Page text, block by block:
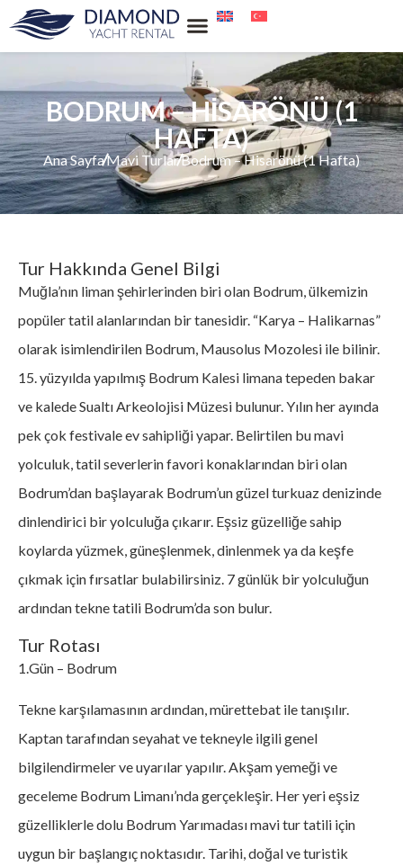
BODRUM – HISARÖNÜ (1
HAFTA)
Ana SayfaMavi TurlarBodrum – Hisarönü (1 Hafta)
Tur Hakkında Genel Bilgi
Muğla’nın liman şehirlerinden biri olan Bodrum, ülkemizin
popüler tatil alanlarından bir tanesidir. “Karya – Halikarnas”
olarak isimlendirilen Bodrum, Mausolus Mozolesi ile bilinir.
15. yüzyılda yapılmış Bodrum Kalesi limana tepeden bakar
ve kalede Sualtı Arkeolojisi Müzesi bulunur. Yılın her ayında
pek çok festivale ev sahipliği yapar. Belirtilen bu mavi
yolculuk, tatil severlerin favori konaklarından biri olan
Bodrum’dan başlayarak Bodrum’un güzel turkuaz denizinde
dinlendirici bir yolculuğa çıkarır. Eşsiz güzelliğe sahip
koylarda yüzmek, güneşlenmek, dinlenmek ya da keşfe
çıkmak için fırsatlar bulabilirsiniz. 7 günlük bir yolculuğun
ardından tekne tatili Bodrum’da son bulur.
Tur Rotası
1.Gün – Bodrum
Tekne karşılamasının ardından, mürettebat ile tanışılır.
Kaptan tarafından seyahat ve tekneyle ilgili genel
bilgilendirmeler ve uyarılar yapılır. Akşam yemeği ve
geceleme Bodrum Limanı’nda gerçekleşir. Her yeri eşsiz
güzelliklerle dolu Bodrum Yarımadası mavi tur tatili için
uygun bir başlangıç noktasıdır. Tarihi, doğal ve turistik